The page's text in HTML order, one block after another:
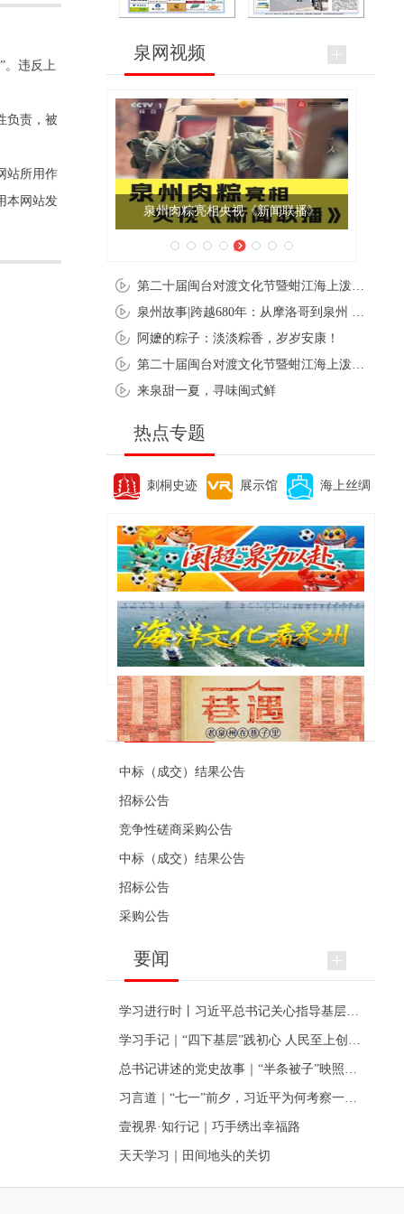
。违反上
负责，被
站所用作
本网站发
泉网视频
泉州肉粽亮相央视《新闻联播》
阿嬷的粽子：淡淡粽香，岁岁安康！
来泉甜一夏，寻味闽式鲜
热点专题
刺桐史迹 展示馆 海上丝绸
便民资讯
中标（成交）结果公告
招标公告
竞争性磋商采购公告
中标（成交）结果公告
招标公告
采购公告
要闻
壹视界·知行记｜巧手绣出幸福路
天天学习｜田间地头的关切